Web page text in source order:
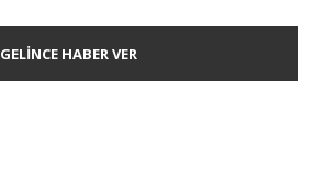
GELİNCE HABER VER